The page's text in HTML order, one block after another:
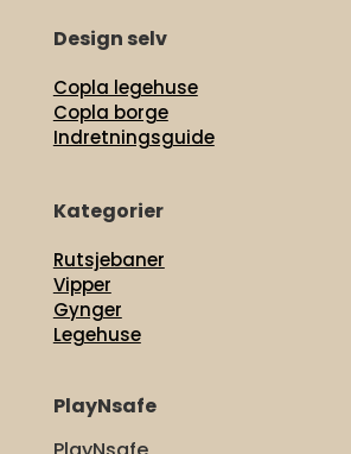
Design selv
Copla legehuse
Copla borge
Indretningsguide
Kategorier
Rutsjebaner
Vipper
Gynger
Legehuse
PlayNsafe